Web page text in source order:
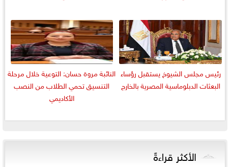
رئيس مجلس الشيوخ يستقبل رؤساء
البعثات الدبلوماسية المصرية بالخارج
النائبة مروة حسان: التوعية خلال مرحلة
التنسيق تحمي الطلاب من النصب
الأكاديمي
الأكثر قراءةً